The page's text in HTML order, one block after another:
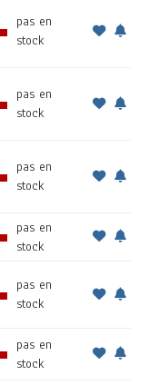
pas en
stock
pas en
stock
pas en
stock
pas en
stock
pas en
stock
pas en
stock